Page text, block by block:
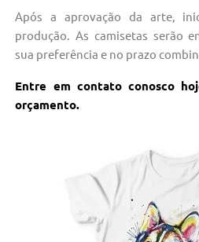
Após a aprovação da arte,
produção. As camisetas serão
sua preferência e no prazo
Entre em contato conosco
orçamento.